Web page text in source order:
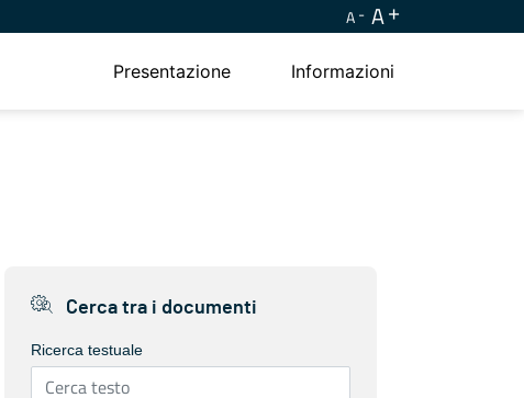
A A
Presentazione Informazioni
Cerca tra i documenti
Ricerca testuale